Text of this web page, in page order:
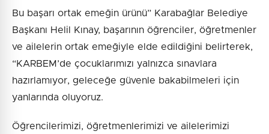
Bu başarı ortak emeğin ürünü” Karabağlar Belediye
Başkanı Helil Kınay, başarının öğrenciler, öğretmenler
ve ailelerin ortak emeğiyle elde edildiğini belirterek,
“KARBEM’de çocuklarımızı yalnızca sınavlara
hazırlamıyor, geleceğe güvenle bakabilmeleri için
yanlarında oluyoruz.
Öğrencilerimizi, öğretmenlerimizi ve ailelerimizi